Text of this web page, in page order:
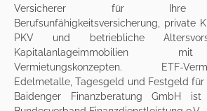
Versicherer für
Berufsunfähigkeitsversicherung
private
PKV und betriebliche
Kapitalanlageimmobilien mit
Vermietungskonzepten. ETF-
Edelmetalle, Tagesgeld und Festgeld für
Baidenger Finanzberatung GmbH